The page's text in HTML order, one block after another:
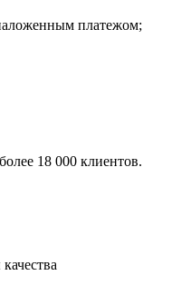
платежом;
18 000 клиентов.